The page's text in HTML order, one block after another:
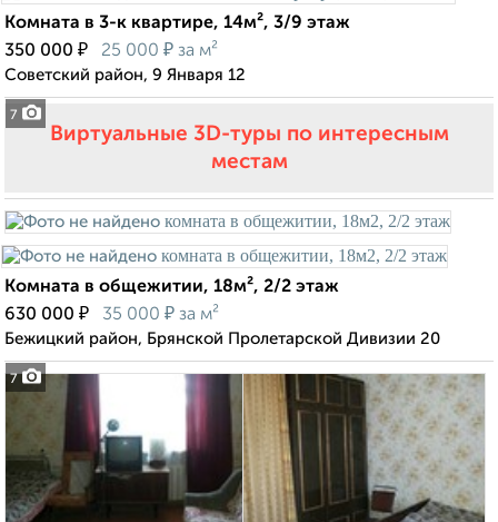
7
Комната в 3-к квартире, 14м², 3/9 этаж
350 000 ₽ 25 000 ₽ за м²
Советский район, 9 Января 12
Виртуальные 3D-туры по интересным
местам
7
Комната в общежитии, 18м², 2/2 этаж
630 000 ₽ 35 000 ₽ за м²
Бежицкий район, Брянской Пролетарской Дивизии 20